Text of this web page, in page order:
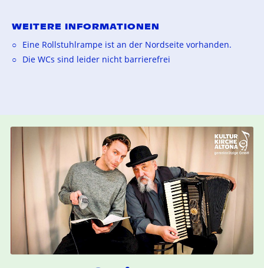
WEITERE INFORMATIONEN
Eine Rollstuhlrampe ist an der Nordseite vorhanden.
Die WCs sind leider nicht barrierefrei